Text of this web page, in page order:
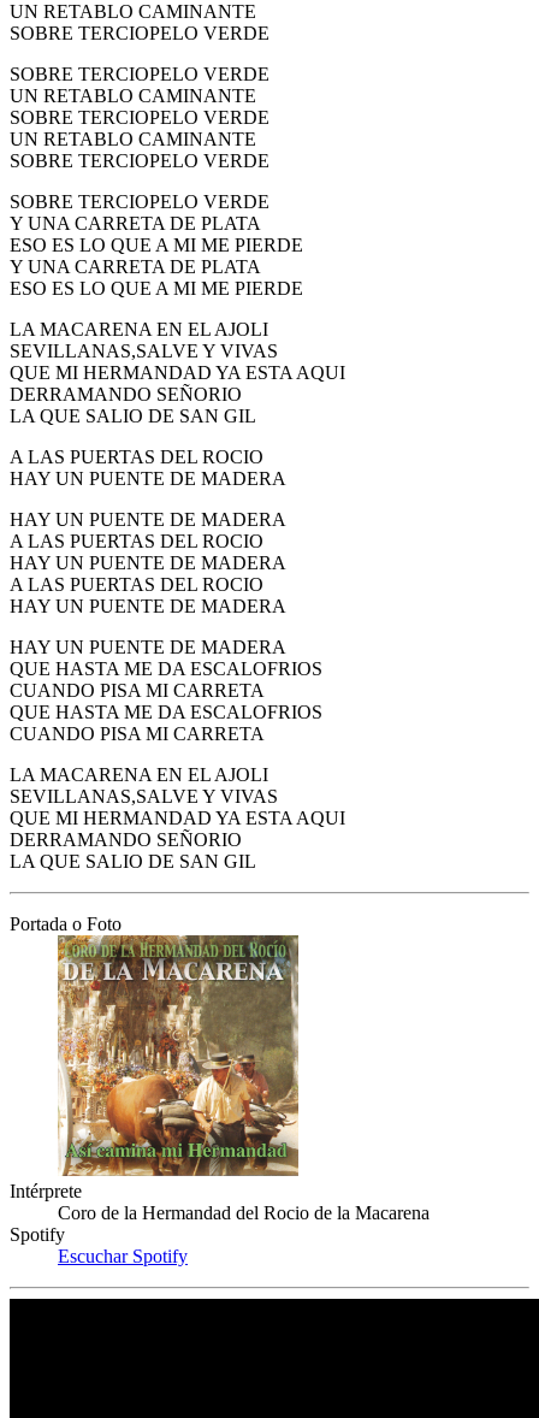
UN RETABLO CAMINANTE
SOBRE TERCIOPELO VERDE
SOBRE TERCIOPELO VERDE
UN RETABLO CAMINANTE
SOBRE TERCIOPELO VERDE
UN RETABLO CAMINANTE
SOBRE TERCIOPELO VERDE
SOBRE TERCIOPELO VERDE
Y UNA CARRETA DE PLATA
ESO ES LO QUE A MI ME PIERDE
Y UNA CARRETA DE PLATA
ESO ES LO QUE A MI ME PIERDE
LA MACARENA EN EL AJOLI
SEVILLANAS,SALVE Y VIVAS
QUE MI HERMANDAD YA ESTA AQUI
DERRAMANDO SEÑORIO
LA QUE SALIO DE SAN GIL
A LAS PUERTAS DEL ROCIO
HAY UN PUENTE DE MADERA
HAY UN PUENTE DE MADERA
A LAS PUERTAS DEL ROCIO
HAY UN PUENTE DE MADERA
A LAS PUERTAS DEL ROCIO
HAY UN PUENTE DE MADERA
HAY UN PUENTE DE MADERA
QUE HASTA ME DA ESCALOFRIOS
CUANDO PISA MI CARRETA
QUE HASTA ME DA ESCALOFRIOS
CUANDO PISA MI CARRETA
LA MACARENA EN EL AJOLI
SEVILLANAS,SALVE Y VIVAS
QUE MI HERMANDAD YA ESTA AQUI
DERRAMANDO SEÑORIO
LA QUE SALIO DE SAN GIL
Portada o Foto
Intérprete
Coro de la Hermandad del Rocio de la Macarena
Spotify
Escuchar Spotify